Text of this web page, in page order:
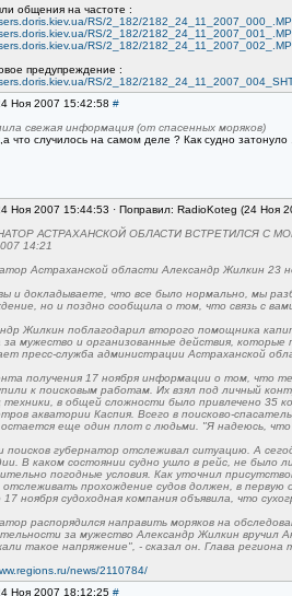
общения на частоте :
RS/2_182/
RS/2_182/
RS/2_182/
предупреждение :
RS/2_182/
Ноя 2007 15:42:58 #
свежая информация (от спасенных моряков)
что случилось на самом деле ? Как судно затонуло
Ноя 2007 15:44:53 · Поправил: RadioKoteg (24 Ноя
АСТРАХАНСКОЙ ОБЛАСТИ ВСТРЕТИЛСЯ С
14:21
Астраханской области Александр Жилкин 23
и докладываете, что все было нормально, мы
но и поздно сообщила о том, что связь с
Жилкин поблагодарил второго помощника
за мужество и организованные действия,
пресс-служба администрации Астраханской
получения 17 ноября информации о том, что
к поисковым работам. Их взял под личный
техники, в общей сложности было привлечено 35
акватории Каспия. Всего в поисково-
еще один плот с людьми. "Я надеюсь,
поисков губернатор отслеживал ситуацию. А
В каком состоянии судно ушло в рейс, не было
погодные условия. Как уточнил
прохождение судов должен, в
17 ноября судоходная компания объявила, что
распорядился направить моряков на
за мужество Александр Жилкин вручил
такое напряжение", - сказал он. Глава
news/2110784/
Ноя 2007 18:12:25 #